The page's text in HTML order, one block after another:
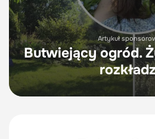
Artykuł
Butwiejący ogród.